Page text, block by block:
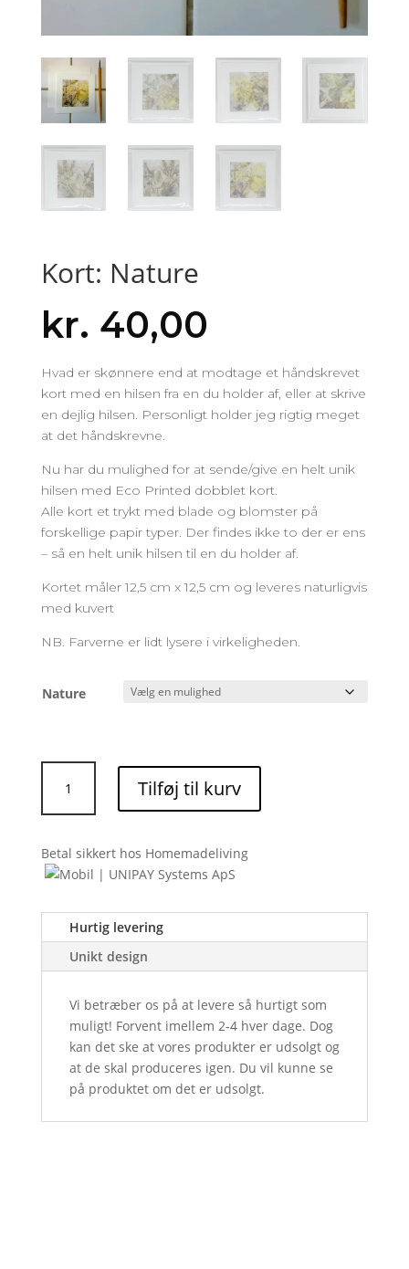
Kort: Nature
kr. 40,00
Hvad er skønnere end at modtage et håndskrevet
kort med en hilsen fra en du holder af, eller at skrive
en dejlig hilsen. Personligt holder jeg rigtig meget
at det håndskrevne.
Nu har du mulighed for at sende/give en helt unik
hilsen med Eco Printed dobblet kort.
Alle kort et trykt med blade og blomster på
forskellige papir typer. Der findes ikke to der er ens
– så en helt unik hilsen til en du holder af.
Kortet måler 12,5 cm x 12,5 cm og leveres naturligvis
med kuvert
NB. Farverne er lidt lysere i virkeligheden.
Nature
Nature
antal
Tilføj til kurv
Betal sikkert hos Homemadeliving
Hurtig levering
Unikt design
Vi betræber os på at levere så hurtigt som
muligt! Forvent imellem 2-4 hver dage. Dog
kan det ske at vores produkter er udsolgt og
at de skal produceres igen. Du vil kunne se
på produktet om det er udsolgt.